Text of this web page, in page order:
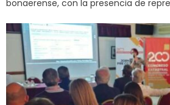
bonaerense, con la presencia de